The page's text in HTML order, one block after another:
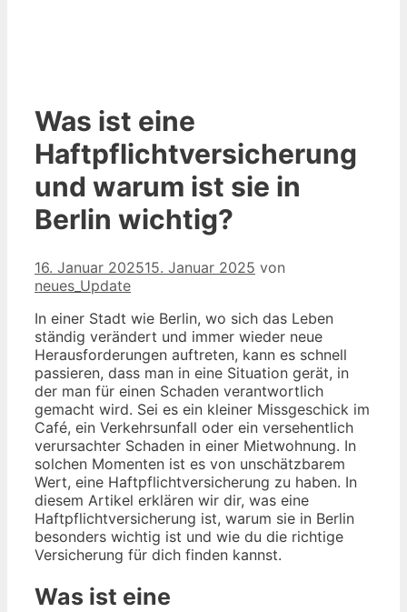
Was ist eine
Haftpflichtversicherung
und warum ist sie in
Berlin wichtig?
16. Januar 202515. Januar 2025 von
neues_Update
In einer Stadt wie Berlin, wo sich das Leben
ständig verändert und immer wieder neue
Herausforderungen auftreten, kann es schnell
passieren, dass man in eine Situation gerät, in
der man für einen Schaden verantwortlich
gemacht wird. Sei es ein kleiner Missgeschick im
Café, ein Verkehrsunfall oder ein versehentlich
verursachter Schaden in einer Mietwohnung. In
solchen Momenten ist es von unschätzbarem
Wert, eine Haftpflichtversicherung zu haben. In
diesem Artikel erklären wir dir, was eine
Haftpflichtversicherung ist, warum sie in Berlin
besonders wichtig ist und wie du die richtige
Versicherung für dich finden kannst.
Was ist eine